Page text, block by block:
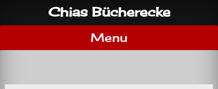
content
Chias Bücherecke
Menu